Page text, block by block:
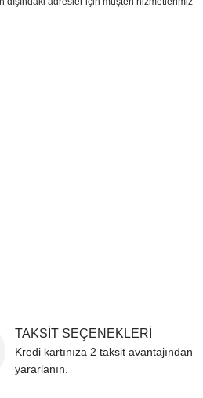
TAKSİT SEÇENEKLERİ
Kredi kartınıza 2 taksit avantajından
yararlanın.